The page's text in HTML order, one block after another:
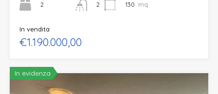
2
2
130 mq
In vendita
€1.190.000,00
In evidenza